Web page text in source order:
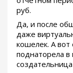
руб.
Да, и после
даже
кошелек. А
поднаторела